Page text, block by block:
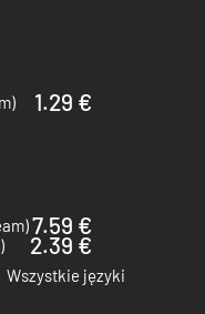
1.29 €
7.59 €
2.39 €
Wszystkie języki